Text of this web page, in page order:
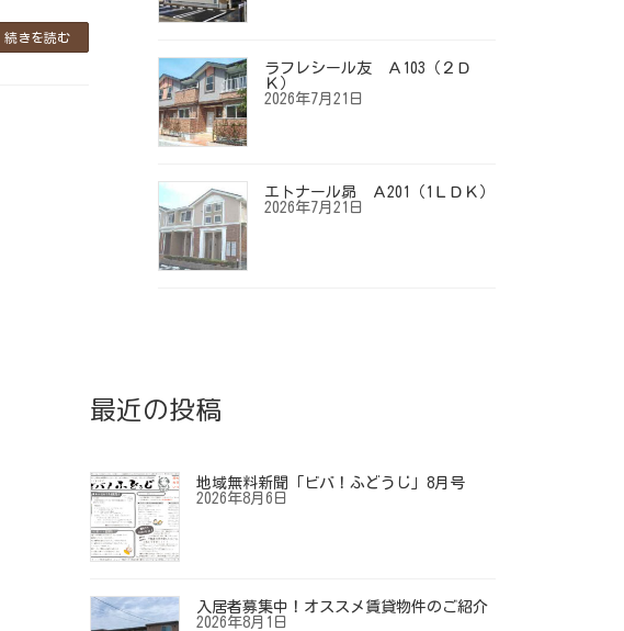
続きを読む
ラフレシール友 Ａ103（２Ｄ
Ｋ）
2026年7月21日
エトナール昴 Ａ201（1ＬＤＫ）
2026年7月21日
最近の投稿
地域無料新聞「ビバ！ふどうじ」8月号
2026年8月6日
入居者募集中！オススメ賃貸物件のご紹介
2026年8月1日